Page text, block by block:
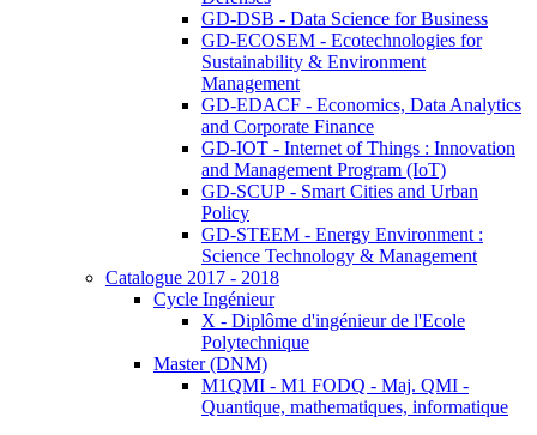
GD-DSB - Data Science for Business
GD-ECOSEM - Ecotechnologies for
Sustainability & Environment
Management
GD-EDACF - Economics, Data Analytics
and Corporate Finance
GD-IOT - Internet of Things : Innovation
and Management Program (IoT)
GD-SCUP - Smart Cities and Urban
Policy
GD-STEEM - Energy Environment :
Science Technology & Management
Catalogue 2017 - 2018
Cycle Ingénieur
X - Diplôme d'ingénieur de l'Ecole
Polytechnique
Master (DNM)
M1QMI - M1 FODQ - Maj. QMI -
Quantique, mathematiques, informatique